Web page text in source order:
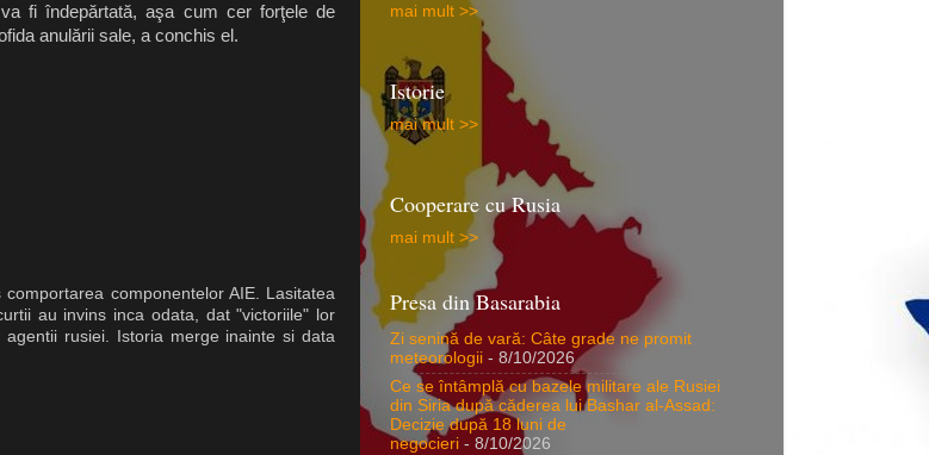
fi îndepărtată, aşa cum cer forţele de
anulării sale, a conchis el.
componentelor AIE. Lasitatea
au invins inca odata, dat "victoriile" lor
rusiei. Istoria merge inainte si data
mai mult >>
Istorie
mai mult >>
Cooperare cu Rusia
mai mult >>
Presa din Basarabia
Zi senină de vară: Câte grade ne promit
meteorologii - 8/10/2026
Ce se întâmplă cu bazele militare ale Rusiei
din Siria după căderea lui Bashar al-Assad:
Decizie după 18 luni de
negocieri - 8/10/2026